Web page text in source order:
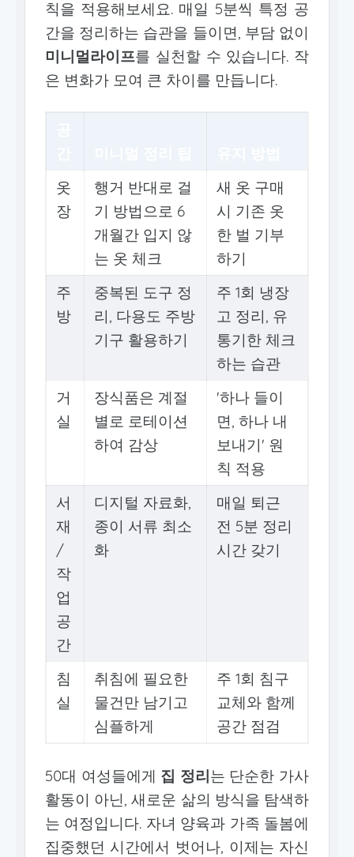
칙을 적용해보세요. 매일 5분씩 특정 공
간을 정리하는 습관을 들이면, 부담 없이
미니멀라이프를 실천할 수 있습니다. 작
은 변화가 모여 큰 차이를 만듭니다.
옷
장
행거 반대로 걸
기 방법으로 6
개월간 입지 않
는 옷 체크
새 옷 구매
시 기존 옷
한 벌 기부
하기
주
방
중복된 도구 정
리, 다용도 주방
기구 활용하기
주 1회 냉장
고 정리, 유
통기한 체크
하는 습관
거
실
장식품은 계절
별로 로테이션
하여 감상
'하나 들이
면, 하나 내
보내기' 원
칙 적용
서
재
/
작
업
공
간
디지털 자료화,
종이 서류 최소
화
매일 퇴근
전 5분 정리
시간 갖기
침
실
취침에 필요한
물건만 남기고
심플하게
주 1회 침구
교체와 함께
공간 점검
50대 여성들에게 집 정리는 단순한 가사
활동이 아닌, 새로운 삶의 방식을 탐색하
는 여정입니다. 자녀 양육과 가족 돌봄에
집중했던 시간에서 벗어나, 이제는 자신